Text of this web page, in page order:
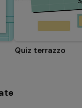
Quiz terrazzo